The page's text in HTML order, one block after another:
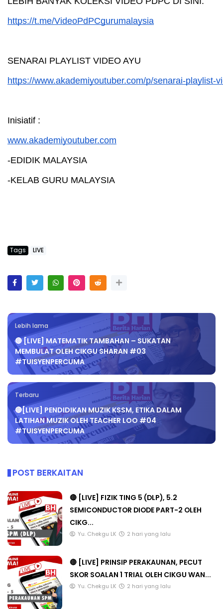
https://t.me/VideoPdPCgurumalaysia
SENARAI PLAYLIST VIDEO AYU
https://www.akademiyoutuber.com/p/senarai-playlist-
Inisiatif :
www.akademiyoutuber.com
-EDIDIK MALAYSIA
-KELAB GURU MALAYSIA
Tags LIVE
Lebih lama
🔴 [LIVE] MATEMATIK TAMBAHAN – SUKATAN
MEMBULAT OLEH CIKGU SHARAN #03
#TUISYENPERCUMA
Terbaru
🔴[LIVE] PENDIDIKAN MUZIK KSSM, ETIKA DALAM
LATIHAN MUZIK OLEH TEACHER LOO #04
#TUISYENPERCUMA
POST BERKAITAN
🔴 [LIVE] FIZIK TING 5 (DLP), 5.2
SEMICONDUCTOR DIODE PART-2 OLEH
CIKG...
Yu. Chekgu LK 2 hari yang lalu
🔴 [LIVE] PRINSIP PERAKAUNAN, PECUT
SKOR SOALAN 1 TRIAL OLEH CIKGU WAN...
Yu. Chekgu LK 2 hari yang lalu